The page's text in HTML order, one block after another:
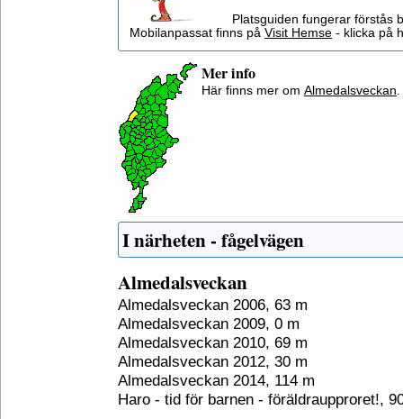
Platsguiden fungerar förstås
Mobilanpassat finns på Visit Hemse - klicka på
Mer info
Här finns mer om Almedalsveckan.
I närheten - fågelvägen
Almedalsveckan
Almedalsveckan 2006, 63 m
Almedalsveckan 2009, 0 m
Almedalsveckan 2010, 69 m
Almedalsveckan 2012, 30 m
Almedalsveckan 2014, 114 m
Haro - tid för barnen - föräldraupproret!,